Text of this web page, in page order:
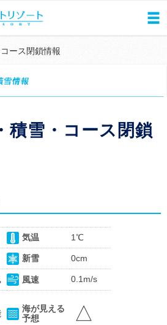
ース閉鎖情報
積雪・コース閉鎖
気温 1℃
新雪 0cm
風速 0.1m/s
海が見える
予想
△